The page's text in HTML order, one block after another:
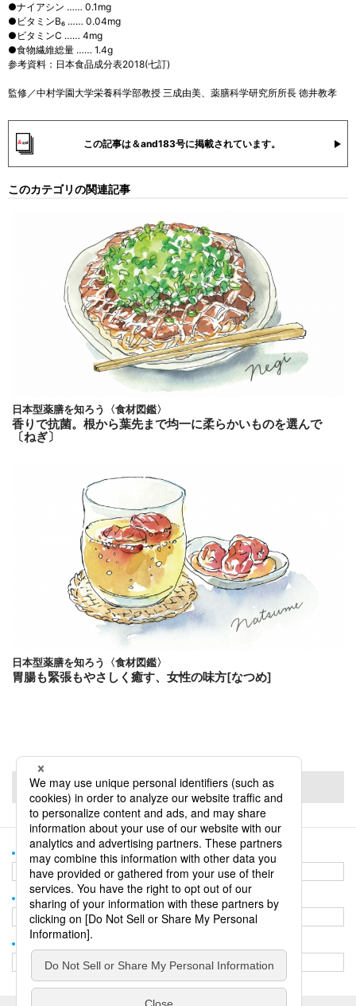
●ナイアシン …… 0.1mg
●ビタミンB₆ …… 0.04mg
●ビタミンC …… 4mg
●食物繊維総量 …… 1.4g
参考資料：日本食品成分表2018(七訂)
監修／中村学園大学栄養科学部教授 三成由美、薬膳科学研究所所長 徳井教孝
この記事は＆and183号に掲載されています。
このカテゴリの関連記事
日本型薬膳を知ろう〈食材図鑑〉
香りで抗菌。根から葉先まで均一に柔らかいものを選んで
〔ねぎ〕
日本型薬膳を知ろう〈食材図鑑〉
胃腸も緊張もやさしく癒す、女性の味方[なつめ]
PageTop
＆and TOP
＆and TOP
誌面＆andのバックナンバー
誌面＆andのバックナンバー
お問い合わせ